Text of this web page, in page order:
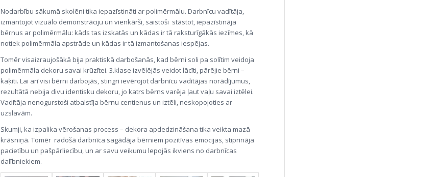
Nodarbību sākumā skolēni tika iepazīstināti ar polimērmālu. Darbnīcu vadītāja,
izmantojot vizuālo demonstrāciju un vienkārši, saistoši stāstot, iepazīstināja
bērnus ar polimērmālu: kāds tas izskatās un kādas ir tā raksturīgākās iezīmes, kā
notiek polimērmāla apstrāde un kādas ir tā izmantošanas iespējas.
Tomēr visaizraujošākā bija praktiskā darbošanās, kad bērni soli pa solītim veidoja
polimērmāla dekoru savai krūzītei. 3.klase izvēlējās veidot lācīti, pārējie bērni –
kaķīti. Lai arī visi bērni darbojās, stingri ievērojot darbnīcu vadītājas norādījumus,
rezultātā nebija divu identisku dekoru, jo katrs bērns varēja ļaut vaļu savai iztēlei.
Vadītāja nenogurstoši atbalstīja bērnu centienus un iztēli, neskopojoties ar
uzslavām.
Skumji, ka izpalika vērošanas process – dekora apdedzināšana tika veikta mazā
krāsniņā. Tomēr radošā darbnīca sagādāja bērniem pozitīvas emocijas, stiprināja
pacietību un pašpārliecību, un ar savu veikumu lepojās ikviens no darbnīcas
dalībniekiem.